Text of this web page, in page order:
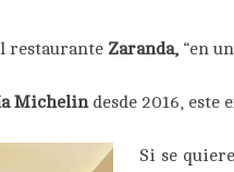
restaurante Zaranda, “en
Michelin desde 2016, este
Si se